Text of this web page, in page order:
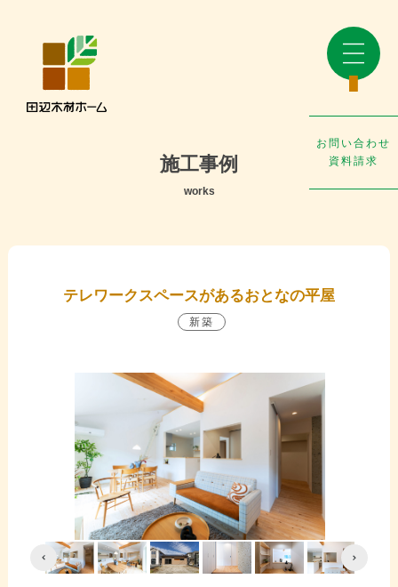
お問い合わせ
資料請求
施工事例
works
テレワークスペースがあるおとなの平屋
新築